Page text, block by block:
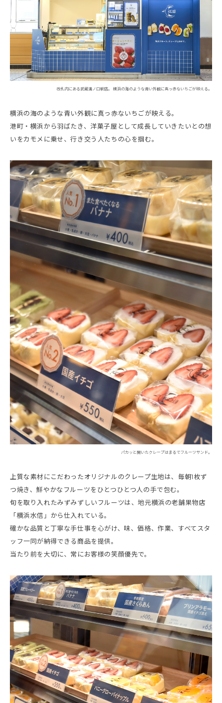
改札内にある武蔵溝ノ口駅店。 横浜の海のような青い外観に真っ赤ないちごが映える。
横浜の海のような青い外観に真っ赤ないちごが映える。
港町・横浜から羽ばたき、洋菓子屋として成長していきたいとの想
いをカモメに乗せ、行き交う人たちの心を掴む。
パカッと開いたクレープはまるでフルーツサンド。
上質な素材にこだわったオリジナルのクレープ生地は、毎朝1枚ず
つ焼き、鮮やかなフルーツをひとつひとつ人の手で包む。
旬を取り入れたみずみずしいフルーツは、地元横浜の老舗果物店
「横浜水信」から仕入れている。
確かな品質と丁寧な手仕事を心がけ、味、価格、作業、すべてスタ
ッフ一同が納得できる商品を提供。
当たり前を大切に、常にお客様の笑顔優先で。